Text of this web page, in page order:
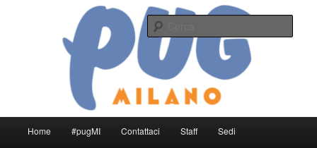
#pugMI
PHP User Group Milano
principale
Home #pugMI Contattaci Staff Sedi